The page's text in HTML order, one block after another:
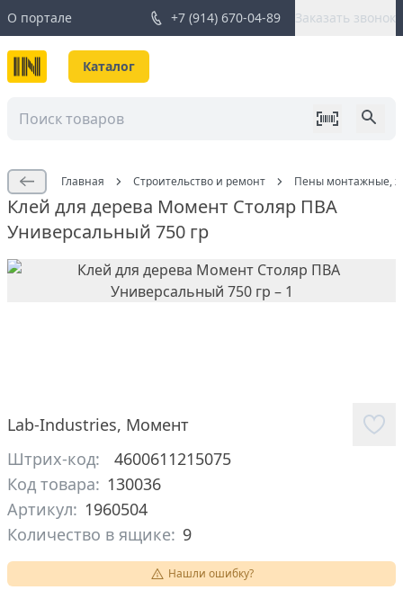
О портале +7 (914) 670-04-89 Заказать звонок
Каталог
Главная Строительство и ремонт Пены монтажные,
Клей для дерева Момент Столяр ПВА
Универсальный 750 гр
Lab-Industries, Момент
Штрих-код:
4600611215075
Код товара: 130036
Артикул: 1960504
Количество в ящике: 9
Нашли ошибку?